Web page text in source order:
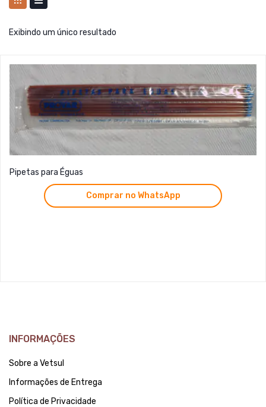
Exibindo um único resultado
Pipetas para Éguas
Comprar no WhatsApp
INFORMAÇÕES
Sobre a Vetsul
Informações de Entrega
Política de Privacidade